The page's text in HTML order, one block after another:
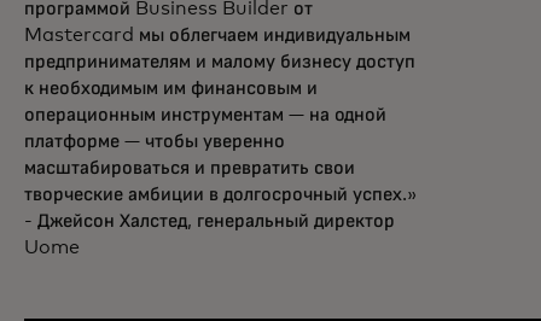
программой Business Builder от
Mastercard мы облегчаем индивидуальным
предпринимателям и малому бизнесу доступ
к необходимым им финансовым и
операционным инструментам — на одной
платформе — чтобы уверенно
масштабироваться и превратить свои
творческие амбиции в долгосрочный успех.»
- Джейсон Халстед, генеральный директор
Uome